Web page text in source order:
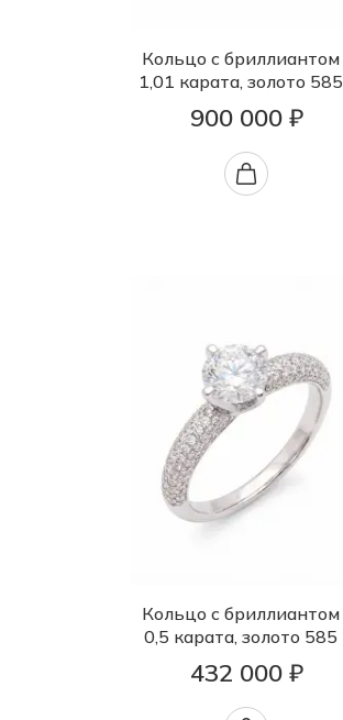
Кольцо с бриллиантом
1,01 карата, золото 585
900 000 ₽
Кольцо с бриллиантом
0,5 карата, золото 585
432 000 ₽